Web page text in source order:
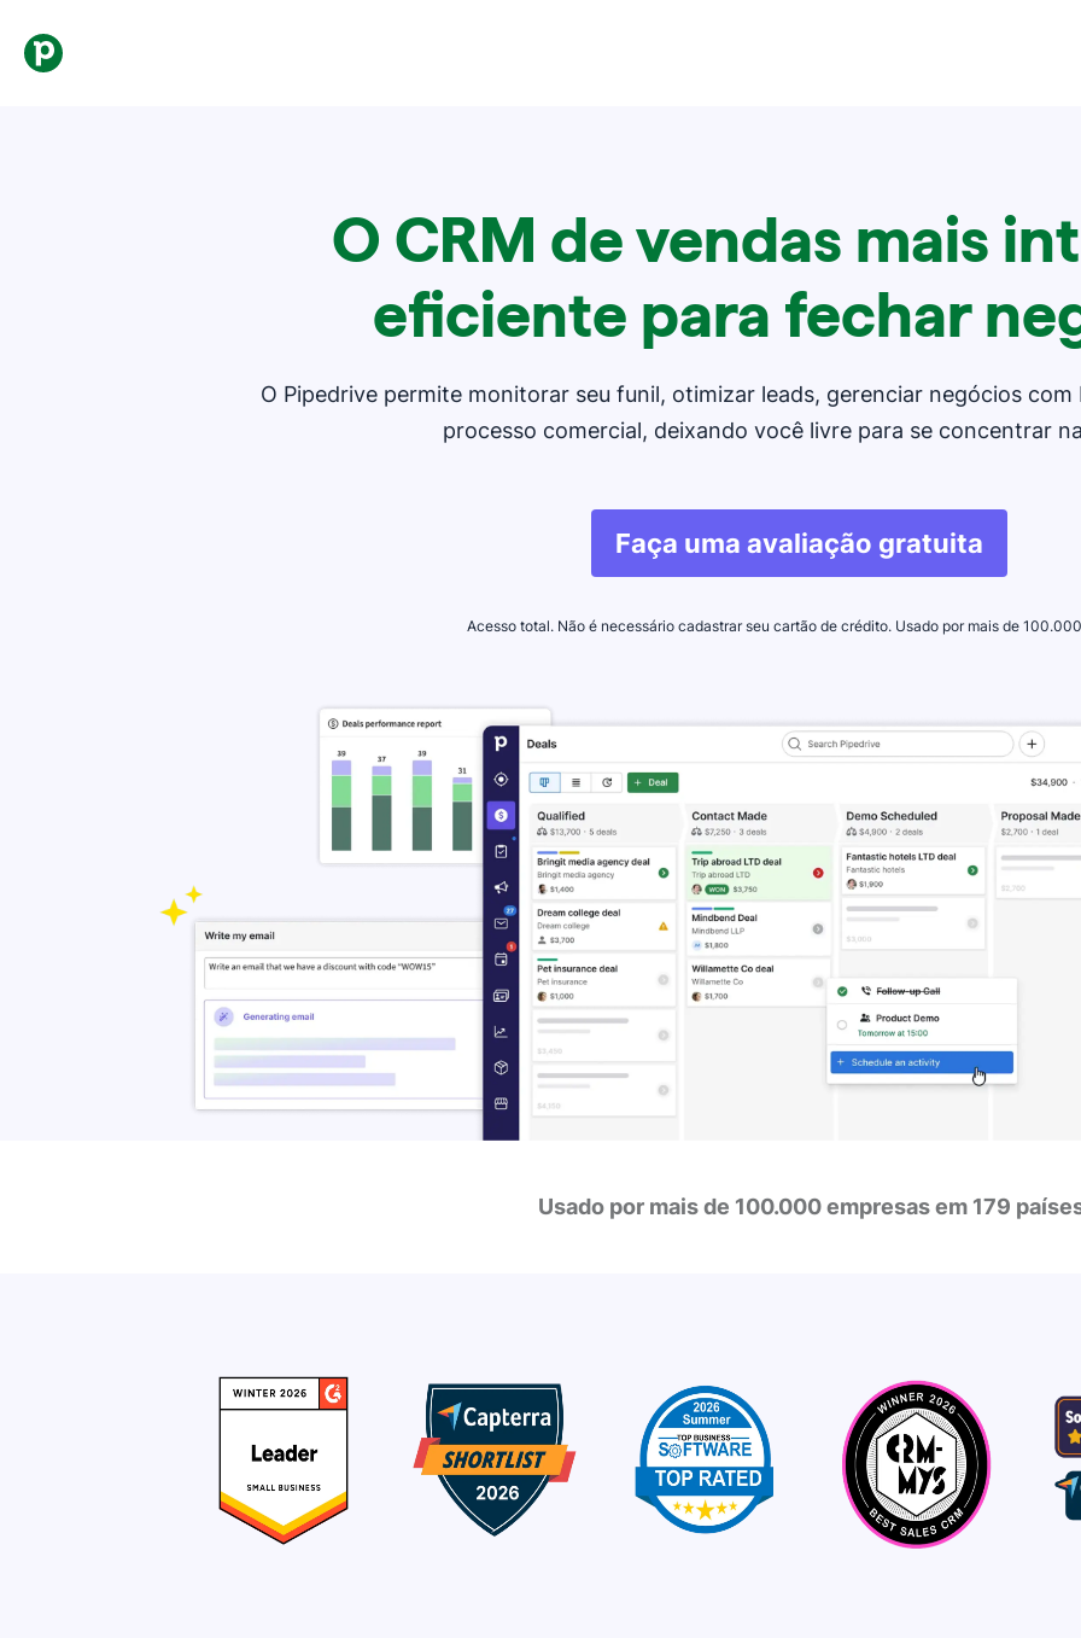
O CRM de vendas mais
eficiente para fechar
O Pipedrive permite monitorar seu funil, otimizar leads, gerenciar negócios
processo comercial, deixando você livre para se concentrar
Faça uma avaliação gratuita
Acesso total. Não é necessário cadastrar seu cartão de crédito. Usado por mais de
Usado por mais de 100.000 empresas em 179